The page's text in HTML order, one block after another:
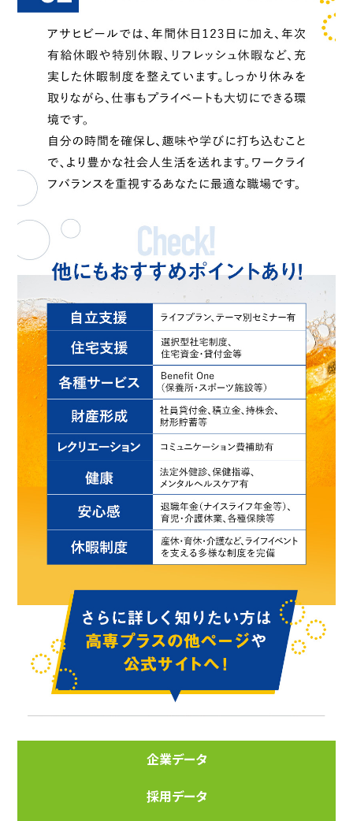
企業データ
採用データ